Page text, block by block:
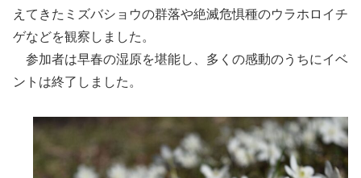
えてきたミズバショウの群落や絶滅危惧種のウラホロイチ
ゲなどを観察しました。
参加者は早春の湿原を堪能し、多くの感動のうちにイベ
ントは終了しました。